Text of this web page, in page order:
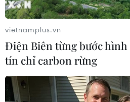
vietnamplus.vn
Điện Biên từng bước
tín chỉ carbon rừng